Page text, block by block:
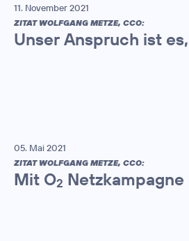
11. November 2021
ZITAT WOLFGANG METZE, CCO:
Unser Anspruch ist
05. Mai 2021
ZITAT WOLFGANG METZE, CCO:
Mit O2